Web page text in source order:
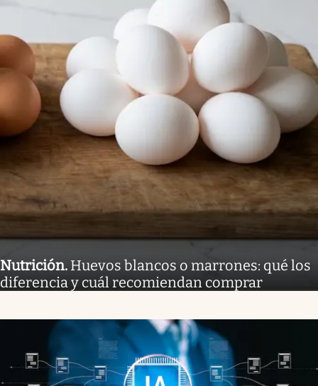
Nutrición. Huevos blancos o marrones: qué los
diferencia y cuál recomiendan comprar